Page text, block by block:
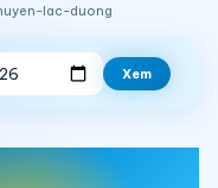
lac-duong
Xem